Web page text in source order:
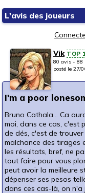
L'avis des joueurs
Vik TOP
80 avis - 88
posté le 27/
I'm a poor
Bruno Cathala... Ca
moi, dans ce cas, c'est
de dés, c'est de
malchance des tirages
les résultats, bref, ne
tout faire pour vous
peut avoir la meilleure
dépenser ses pesos
dans ces cas-là, on n'a